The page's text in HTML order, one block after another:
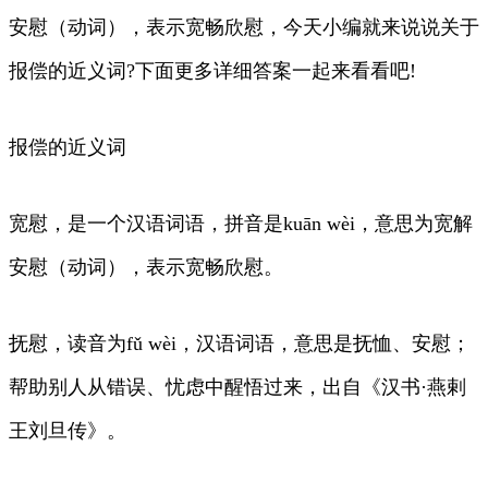
安慰（动词），表示宽畅欣慰，今天小编就来说说关于
报偿的近义词?下面更多详细答案一起来看看吧!
报偿的近义词
宽慰，是一个汉语词语，拼音是kuān wèi，意思为宽解
安慰（动词），表示宽畅欣慰。
抚慰，读音为fǔ wèi，汉语词语，意思是抚恤、安慰；
帮助别人从错误、忧虑中醒悟过来，出自《汉书·燕剌
王刘旦传》。